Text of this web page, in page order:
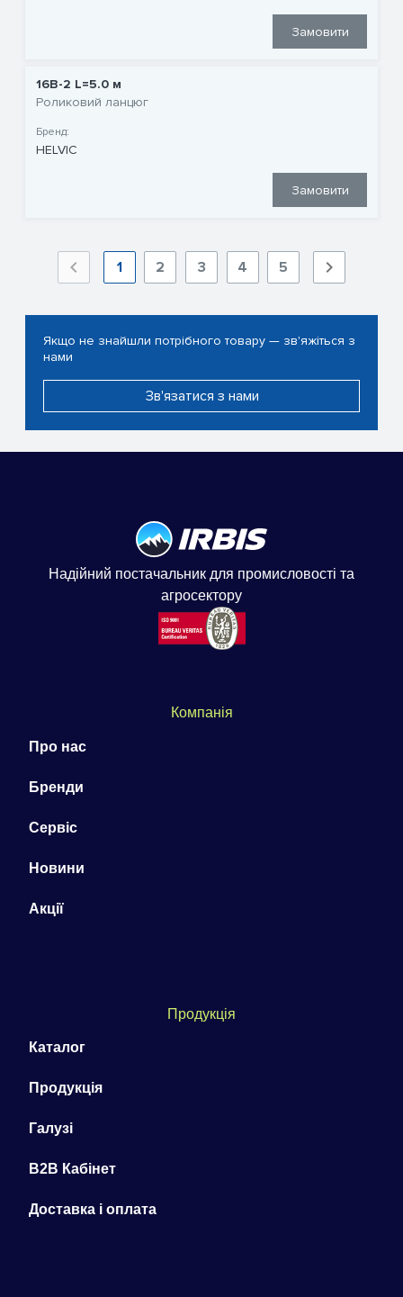
Замовити
16B-2 L=5.0 м
Роликовий ланцюг
Бренд:
HELVIC
Замовити
1 2 3 4 5
Якщо не знайшли потрібного товару — зв'яжіться з
нами
Зв'язатися з нами
Надійний постачальник для промисловості та
агросектору
Компанія
Про нас
Бренди
Сервіс
Новини
Акції
Продукція
Каталог
Продукція
Галузі
B2B Кабінет
Доставка і оплата